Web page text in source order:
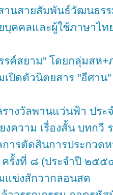
านสายสัมพันธ์วัฒนธร
บุคคลและผู้ใช้ภาษาไท
รค์สยาม” โดยกลุ่มสห+
เปิดตัวนิตยสาร "อีศาน
รางวัลพานแว่นฟ้า ปร
งความ เรื่องสั้น บทกวี
ารตัดสินการประกวดห
รั้งที่ ๘ (ประจำปี ๒๕๕
แข่งสักวากลอนสด